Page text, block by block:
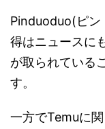
Pinduoduo(ピン
得はニュースに
が取られている
す。
一方でTemuに